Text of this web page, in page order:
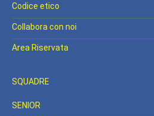
Codice etico
Collabora con noi
Area Riservata
SQUADRE
SENIOR